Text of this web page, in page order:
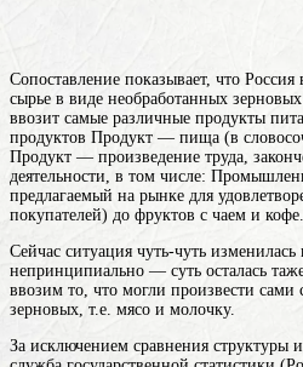
Сопоставление показывает, что
сырье в виде необработанных
ввозит самые различные продукты
продуктов Продукт — пища (в
Продукт — произведение труда,
деятельности, в том числе:
предлагаемый на рынке для
покупателей) до фруктов с чаем и кофе.
Сейчас ситуация чуть-чуть
непринципиально — суть осталась
ввозим то, что могли произвести
зерновых, т.е. мясо и молочку.
За исключением сравнения структуры